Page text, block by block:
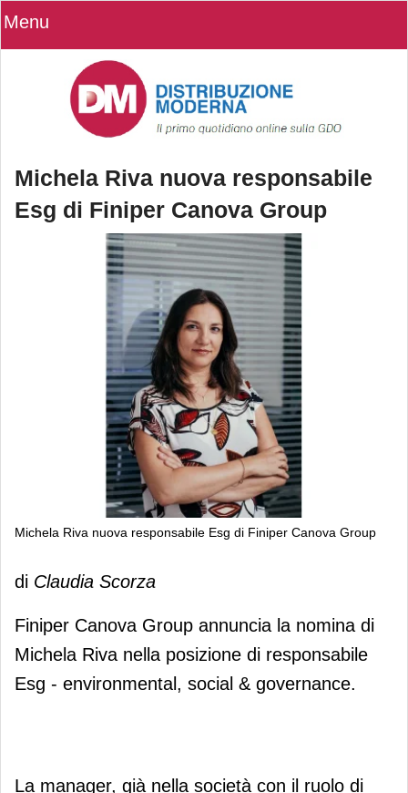
Menu
Michela Riva nuova responsabile
Esg di Finiper Canova Group
Michela Riva nuova responsabile Esg di Finiper Canova Group
Michela Riva nuova responsabile Esg
di Finiper Canova Group
di Claudia Scorza
Finiper Canova Group annuncia la nomina di
Michela Riva nella posizione di responsabile
Esg - environmental, social & governance.
La manager, già nella società con il ruolo di